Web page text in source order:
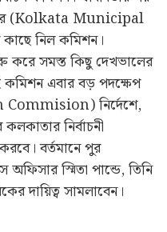
(Kolkata Municipal
নিল কমিশন।
করে সমস্ত কিছু দেখভালের
কমিশন এবার বড় পদক্ষেপ
নির্দেশে,
নির্বাচনী
বর্তমানে পুর
স্মিতা পান্ডে, তিনি
দায়িত্ব সামলাবেন।